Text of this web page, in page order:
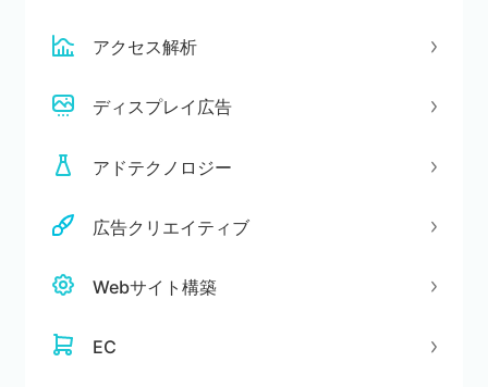
アクセス解析
ディスプレイ広告
アドテクノロジー
広告クリエイティブ
Webサイト構築
EC